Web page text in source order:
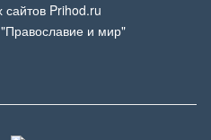
сайтов Prihod.ru
и мир"